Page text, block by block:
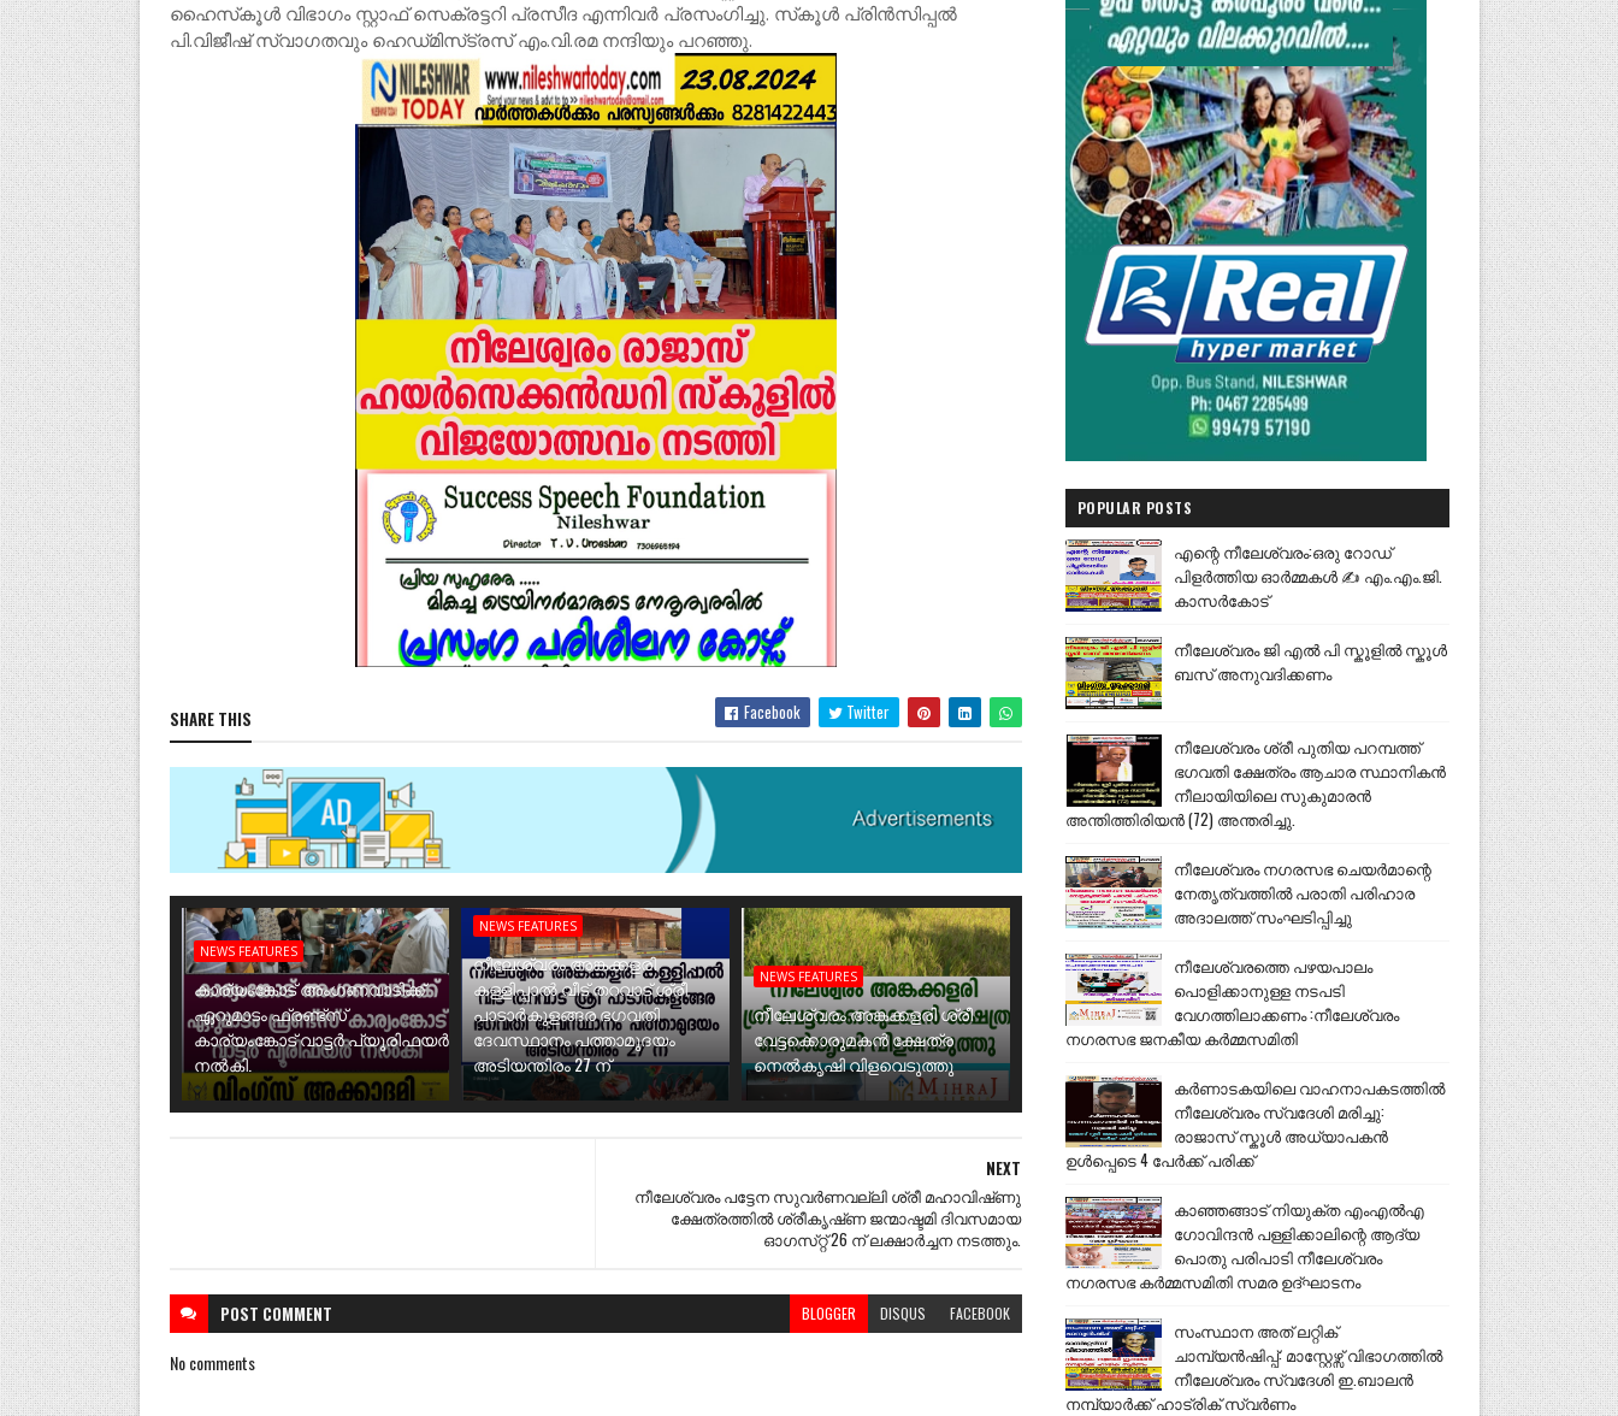
ഹൈസ്‌കൂള്‍ വിഭാഗം സ്റ്റാഫ്‌ സെക്രട്ടറി പ്രസീദ എന്നിവര്‍ പ്രസംഗിച്ചു. സ്‌കൂള്‍ പ്രിന്‍സിപ്പല്‍
പി.വിജീഷ്‌ സ്വാഗതവും ഹെഡ്‌മിസ്‌ട്രസ്‌ എം.വി.രമ നന്ദിയും പറഞ്ഞു.
SHARE THIS Facebook Twitter
NEWS FEATURES
കാര്യംങ്കോട് അംഗണവാടിക്ക്
ഏറുമാടം ഫ്രണ്ട്സ്
കാര്യംങ്കോട് വാട്ടർ പ്യൂരിഫയർ
നൽകി.
NEWS FEATURES
നീലേശ്വരം അങ്കക്കളരി
കള്ളിപ്പാൽ വീട് തറവാട് ശ്രീ
പാടാർകുളങ്ങര ഭഗവതി
ദേവസ്ഥാനം പത്താമുദയം
അടിയന്തിരം 27 ന്
NEWS FEATURES
നീലേശ്വരം അങ്കക്കളരി ശ്രീ
വേട്ടക്കൊരുമകൻ ക്ഷേത്ര
നെൽകൃഷി വിളവെടുത്തു
NEXT
നീലേശ്വരം പട്ടേന സുവര്‍ണവല്ലി ശ്രീ മഹാവിഷ്‌ണു
ക്ഷേത്രത്തില്‍ ശ്രീകൃഷ്‌ണ ജന്മാഷ്ടമി ദിവസമായ
ഓഗസ്‌റ്റ്‌ 26 ന്‌ ലക്ഷാര്‍ച്ചന നടത്തും.
POST COMMENT BLOGGER DISQUS FACEBOOK
No comments
POPULAR POSTS
എന്റെ നീലേശ്വരം:ഒരു റോഡ്
പിളർത്തിയ ഓർമ്മകൾ ✍️ എം.എം.ജി.
കാസർകോട്
നീലേശ്വരം ജി എൽ പി സ്കൂളിൽ സ്കൂൾ
ബസ് അനുവദിക്കണം
നീലേശ്വരം ശ്രീ പുതിയ പറമ്പത്ത്
ഭഗവതി ക്ഷേത്രം ആചാര സ്ഥാനികൻ
നീലായിയിലെ സുകുമാരൻ
അന്തിത്തിരിയൻ (72) അന്തരിച്ചു.
നീലേശ്വരം നഗരസഭ ചെയർമാന്റെ
നേതൃത്വത്തിൽ പരാതി പരിഹാര
അദാലത്ത് സംഘടിപ്പിച്ചു
നീലേശ്വരത്തെ പഴയപാലം
പൊളിക്കാനുള്ള നടപടി
വേഗത്തിലാക്കണം :നീലേശ്വരം
നഗരസഭ ജനകീയ കർമ്മസമിതി
കർണാടകയിലെ വാഹനാപകടത്തിൽ
നീലേശ്വരം സ്വദേശി മരിച്ചു:
രാജാസ് സ്കൂൾ അധ്യാപകൻ
ഉൾപ്പെടെ 4 പേർക്ക് പരിക്ക്
കാഞ്ഞങ്ങാട് നിയുക്ത എംഎൽഎ
ഗോവിന്ദൻ പള്ളിക്കാലിന്റെ ആദ്യ
പൊതു പരിപാടി നീലേശ്വരം
നഗരസഭ കർമ്മസമിതി സമര ഉദ്ഘാടനം
സംസ്ഥാന അത് ലറ്റിക്
ചാമ്പ്യൻഷിപ്പ്: മാസ്റ്റേഴ്സ് വിഭാഗത്തിൽ
നീലേശ്വരം സ്വദേശി ഇ.ബാലൻ
നമ്പ്യാർക്ക് ഹാട്രിക് സ്വർണം